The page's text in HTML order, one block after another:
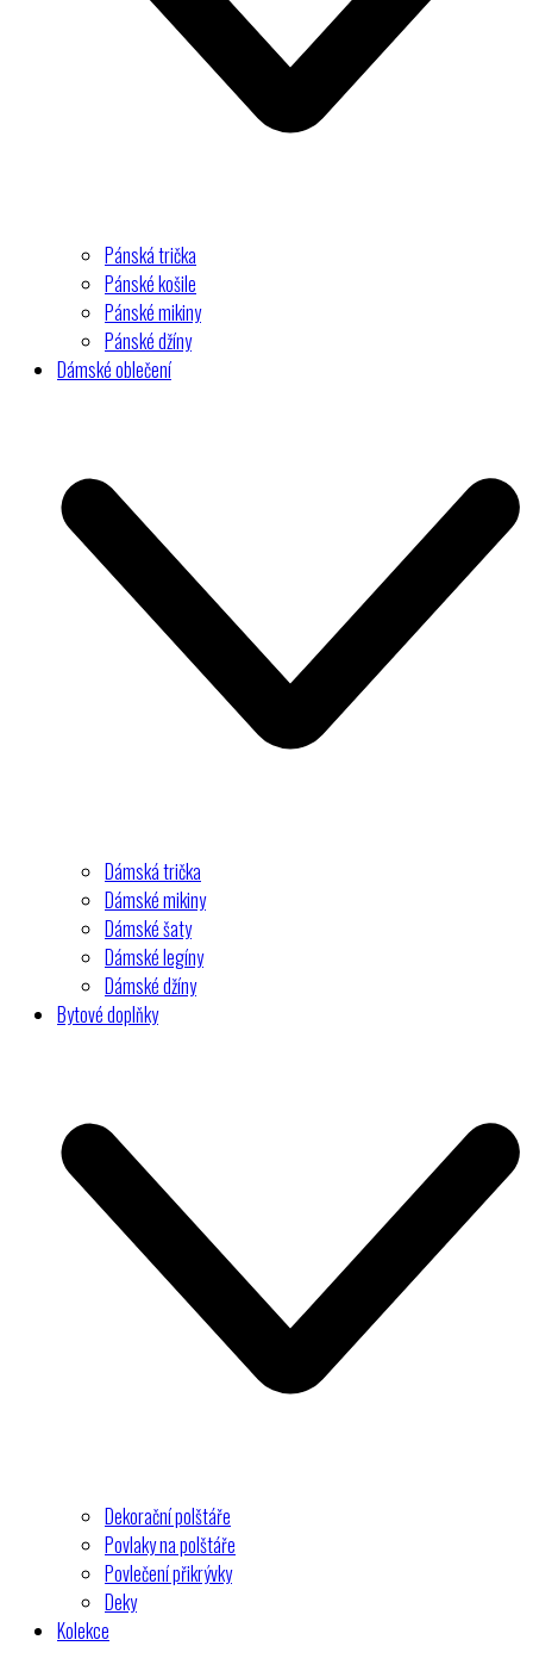
Pánská trička
Pánské košile
Pánské mikiny
Pánské džíny
Dámské oblečení
Dámská trička
Dámské mikiny
Dámské šaty
Dámské legíny
Dámské džíny
Bytové doplňky
Dekorační polštáře
Povlaky na polštáře
Povlečení přikrývky
Deky
Kolekce